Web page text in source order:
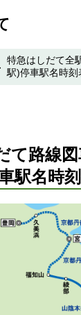
特急はしだて全
駅)停車駅名時刻
て路線
駅名時